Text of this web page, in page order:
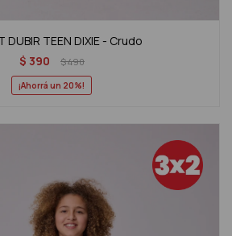
DUBIR TEEN DIXIE - Crudo
$ 390 $490
20